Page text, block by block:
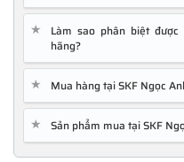
★
Làm sao phân biệt được
hãng?
★ Mua hàng tại SKF Ngọc
★ Sản phẩm mua tại SKF